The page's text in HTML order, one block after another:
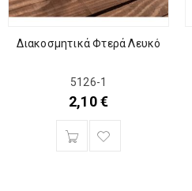
Διακοσμητικά Φτερά Λευκό
5126-1
2,10€